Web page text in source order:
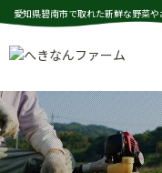
愛知県碧南市で取れた新鮮な野菜や